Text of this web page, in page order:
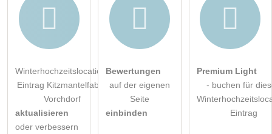
Winterhochzeitslocation-
Eintrag Kitzmantelfabrik
Vorchdorf
aktualisieren
oder verbessern
Bewertungen
auf der eigenen
Seite
einbinden
Premium Light
- buchen für
Eintrag